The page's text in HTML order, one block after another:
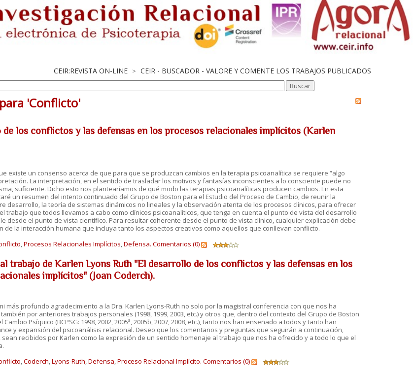
CEIR:REVISTA ON-LINE > CEIR - BUSCADOR - VALORE Y COMENTE LOS TRABAJOS PUBLICADOS
'Conflicto'
de los conflictos y las defensas en los procesos relacionales implícitos (Karlen
existe un consenso acerca de que para que se produzcan cambios en la terapia psicoanalítica se requiere “algo
La interpretación, en el sentido de trasladar los motivos y fantasías inconscientes a lo consciente puede no
suficiente. Dicho esto nos plantearíamos de qué modo las terapias psicoanalíticas producen cambios. En esta
un resumen del intento continuado del Grupo de Boston para el Estudio del Proceso de Cambio, de reunir la
desarrollo, la teoría de sistemas dinámicos no lineales y la observación atenta de los procesos clínicos, para ofrecer
trabajo que todos llevamos a cabo como clínicos psicoanalíticos, que tenga en cuenta el punto de vista del desarrollo
desde el punto de vista científico. Para resultar coherente desde el punto de vista clínico, cualquier explicación debe
de la interacción humana que incluya tanto los aspectos creativos como aquellos que conllevan conflicto.
,Procesos Relacionales Implícitos,Defensa. Comentarios (0)
trabajo de Karlen Lyons Ruth "El desarrollo de los conflictos y las defensas en los
implícitos" (Joan Coderch).
más profundo agradecimiento a la Dra. Karlen Lyons-Ruth no solo por la magistral conferencia con que nos ha
por anteriores trabajos personales (1998, 1999, 2003, etc.) y otros que, dentro del contexto del Grupo de Boston
Cambio Psíquico (BCPSG: 1998, 2002, 2005ª, 2005b, 2007, 2008, etc.), tanto nos han enseñado a todos y tanto han
y expansión del psicoanálisis relacional. Deseo que los comentarios y preguntas que seguirán a continuación,
recibidos por Karlen como la expresión de un sentido homenaje al trabajo que nos ha ofrecido y a todo lo que el
,Coderch,Lyons-Ruth,Defensa,Proceso Relacional Implícito. Comentarios (0)